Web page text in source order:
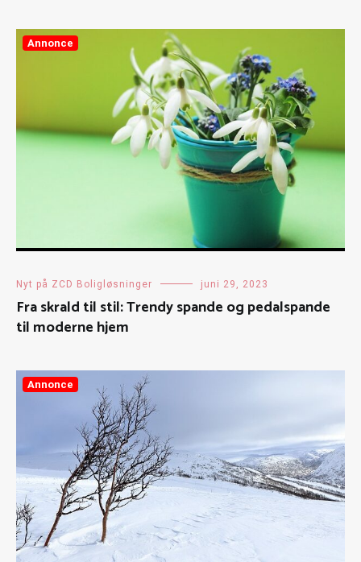
Annonce
Nyt på ZCD Boligløsninger juni 29, 2023
Fra skrald til stil: Trendy spande og pedalspande
til moderne hjem
Annonce